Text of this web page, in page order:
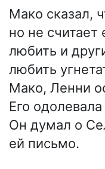
Мако сказал,
но не
любить и
любить
Мако, Ленни
Его
Он думал о
ей письмо.